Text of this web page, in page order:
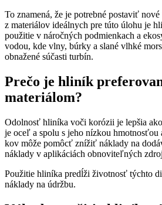
To znamená, že je potrebné postaviť
z materiálov ideálnych pre túto úlohu je
použitie v náročných podmienkach a
vodou, kde vlny, búrky a slané vlhké
obnažené súčasti turbín.
Prečo je hliník
materiálom?
Odolnosť hliníka voči korózii je lepšia
je oceľ a spolu s jeho nízkou hmotnosťou
kov môže pomôcť znížiť náklady na
náklady v aplikáciách obnoviteľných
Použitie hliníka predĺži životnosť týchto
náklady na údržbu.